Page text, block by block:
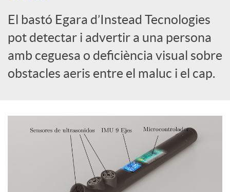
d
o
r
d
El bastó Egara d’Instead Tecnologies
pot detectar i advertir a una persona
amb ceguesa o deficiència visual sobre
obstacles aeris entre el maluc i el cap.